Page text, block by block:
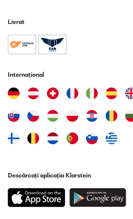
Livrat
Internațional
Descărcați aplicația Klarstein